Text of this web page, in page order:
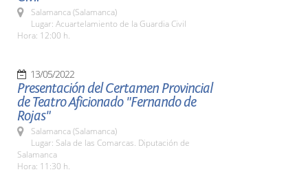
Salamanca (Salamanca)
Lugar: Acuartelamiento de la Guardia Civil
Hora: 12:00 h.
13/05/2022
Presentación del Certamen Provincial
de Teatro Aficionado "Fernando de
Rojas"
Salamanca (Salamanca)
Lugar: Sala de las Comarcas. Diputación de
Salamanca
Hora: 11:30 h.